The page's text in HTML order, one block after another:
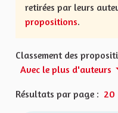
retirées par leurs
propositions.
Classement des
Avec le plus d'auteurs
Résultats par page : 20